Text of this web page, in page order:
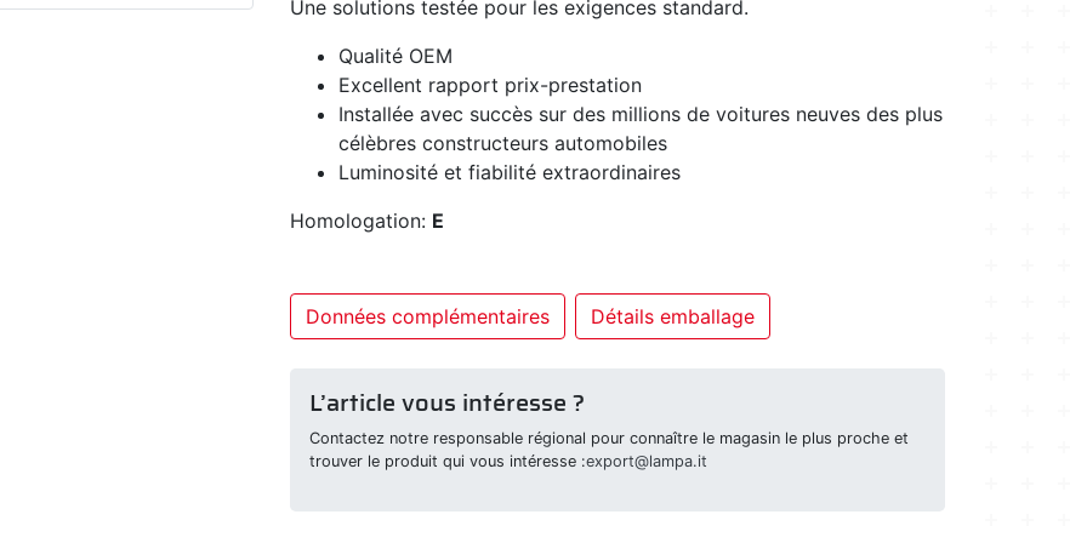
Une solutions testée pour les exigences standard.
Qualité OEM
Excellent rapport prix-prestation
Installée avec succès sur des millions de voitures neuves des plus
célèbres constructeurs automobiles
Luminosité et fiabilité extraordinaires
Homologation: E
Données complémentaires Détails emballage
L’article vous intéresse ?
Contactez notre responsable régional pour connaître le magasin le plus proche et
trouver le produit qui vous intéresse :export@lampa.it